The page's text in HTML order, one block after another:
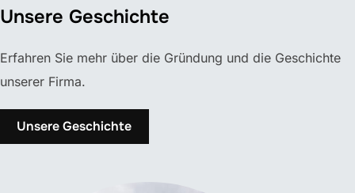
Unsere Geschichte
Erfahren Sie mehr über die Gründung und die Geschichte
unserer Firma.
Unsere Geschichte